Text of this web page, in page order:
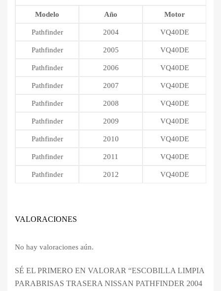
Modelo Año Motor
Pathfinder 2004 VQ40DE
Pathfinder 2005 VQ40DE
Pathfinder 2006 VQ40DE
Pathfinder 2007 VQ40DE
Pathfinder 2008 VQ40DE
Pathfinder 2009 VQ40DE
Pathfinder 2010 VQ40DE
Pathfinder 2011 VQ40DE
Pathfinder 2012 VQ40DE
VALORACIONES
No hay valoraciones aún.
SÉ EL PRIMERO EN VALORAR “ESCOBILLA LIMPIA
PARABRISAS TRASERA NISSAN PATHFINDER 2004